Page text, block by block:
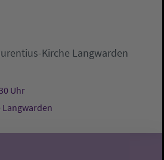
Kirche Langwarden
Uhr